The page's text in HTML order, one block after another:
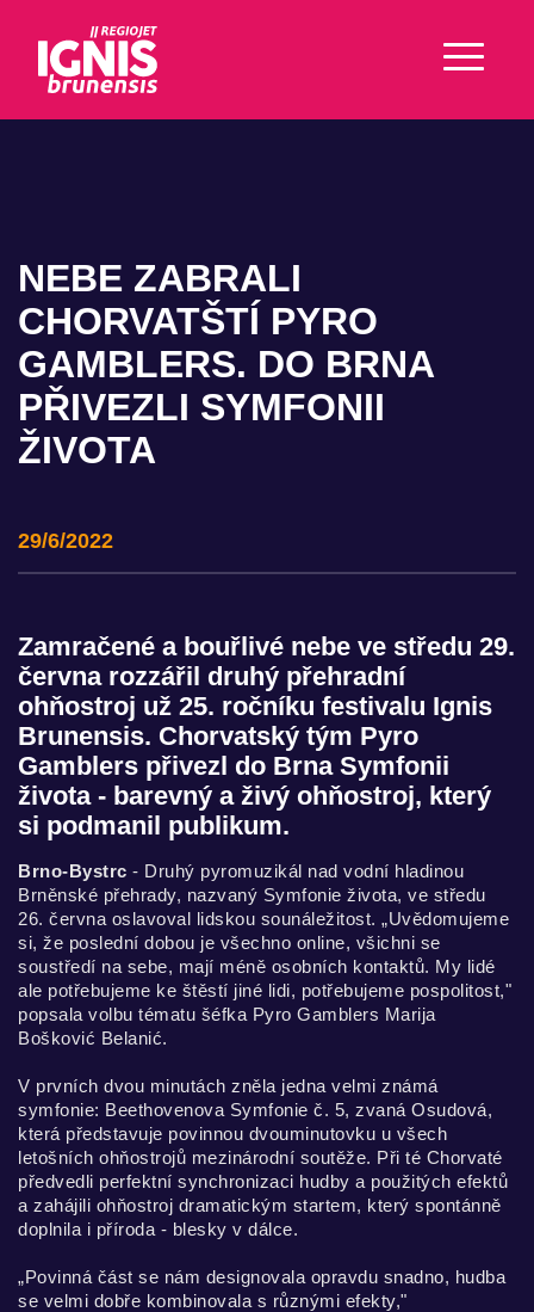
NEBE ZABRALI
CHORVATŠTÍ PYRO
GAMBLERS. DO BRNA
PŘIVEZLI SYMFONII
ŽIVOTA
29/6/2022
Zamračené a bouřlivé nebe ve středu 29.
června rozzářil druhý přehradní
ohňostroj už 25. ročníku festivalu Ignis
Brunensis. Chorvatský tým Pyro
Gamblers přivezl do Brna Symfonii
života - barevný a živý ohňostroj, který
si podmanil publikum.
Brno-Bystrc - Druhý pyromuzikál nad vodní hladinou
Brněnské přehrady, nazvaný Symfonie života, ve středu
26. června oslavoval lidskou sounáležitost. „Uvědomujeme
si, že poslední dobou je všechno online, všichni se
soustředí na sebe, mají méně osobních kontaktů. My lidé
ale potřebujeme ke štěstí jiné lidi, potřebujeme pospolitost,"
popsala volbu tématu šéfka Pyro Gamblers Marija
Bošković Belanić.
V prvních dvou minutách zněla jedna velmi známá
symfonie: Beethovenova Symfonie č. 5, zvaná Osudová,
která představuje povinnou dvouminutovku u všech
letošních ohňostrojů mezinárodní soutěže. Při té Chorvaté
předvedli perfektní synchronizaci hudby a použitých efektů
a zahájili ohňostroj dramatickým startem, který spontánně
doplnila i příroda - blesky v dálce.
„Povinná část se nám designovala opravdu snadno, hudba
se velmi dobře kombinovala s různými efekty,"